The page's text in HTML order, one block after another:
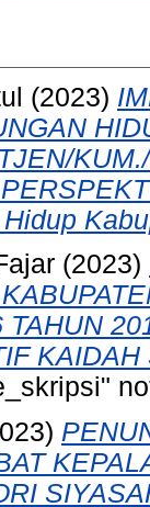
(2023)
(2023)
KAIDAH